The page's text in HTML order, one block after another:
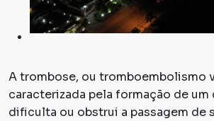
A trombose, ou tromboembolismo
caracterizada pela formação de
dificulta ou obstrui a passagem de